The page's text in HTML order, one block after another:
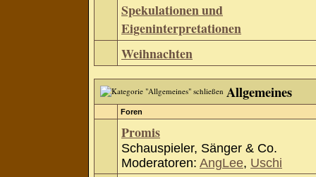
Spekulationen und
Eigeninterpretationen
Weihnachten
Allgemeines
Foren
Promis
Schauspieler, Sänger & Co.
Moderatoren: AngLee, Uschi